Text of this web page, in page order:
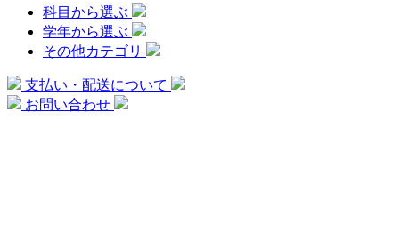
科目から選ぶ
学年から選ぶ
その他カテゴリ
支払い・配送について
お問い合わせ